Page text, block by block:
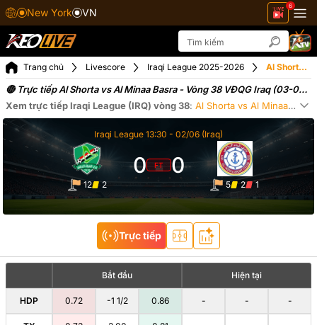
New York VN
6
Trang chủ Livescore Iraqi League 2025-2026 Al Shorta vs Al Minaa Basra ngày 03-06-2026
🔴 Trực tiếp Al Shorta vs Al Minaa Basra - Vòng 38 VĐQG Iraq (03-06-
2026)
Xem trực tiếp Iraqi League (IRQ) vòng 38: Al Shorta vs Al Minaa Basra
Iraqi League 13:30 - 02/06 (Iraq)
12 2
0 FT 0
5 2 1
Trực tiếp
Bắt đầu Hiện tại
HDP 0.72 -1 1/2 0.86 - - -